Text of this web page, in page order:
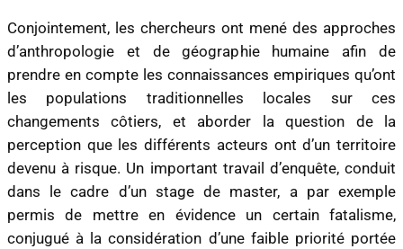
Conjointement, les chercheurs ont mené des approches
d’anthropologie et de géographie humaine afin de
prendre en compte les connaissances empiriques qu’ont
les populations traditionnelles locales sur ces
changements côtiers, et aborder la question de la
perception que les différents acteurs ont d’un territoire
devenu à risque. Un important travail d’enquête, conduit
dans le cadre d’un stage de master, a par exemple
permis de mettre en évidence un certain fatalisme,
conjugué à la considération d’une faible priorité portée